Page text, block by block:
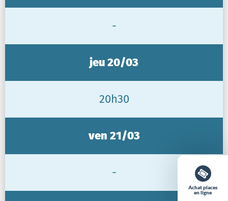
Achat places
en ligne
-
jeu 20/03
20h30
ven 21/03
-